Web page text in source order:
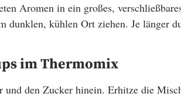
Aromen in ein großes,
dunklen, kühlen Ort ziehen. Je länger
im Thermomix
und den Zucker hinein. Erhitze die